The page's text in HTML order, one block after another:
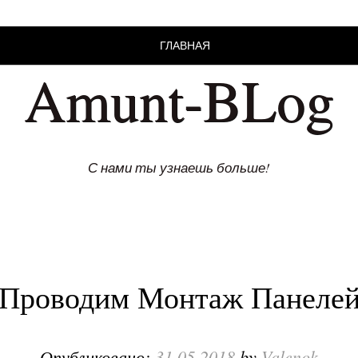
ГЛАВНАЯ
Amunt-BLog
С нами ты узнаешь больше!
Проводим Монтаж